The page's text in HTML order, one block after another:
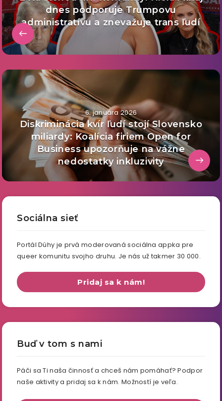
dnes podporuje Trumpovu
administratívu a znevažuje trans ľudí
6. januára 2026
Diskriminácia kvír ľudí stojí Slovensko
miliardy: Koalícia firiem Open for
Business upozorňuje na vážne
nedostatky inkluzivity
Sociálna sieť
Portál Dúhy je prvá moderovaná sociálna appka pre
queer komunitu svojho druhu. Je nás už takmer 30 000.
Pridaj sa k nám!
Buď v tom s nami
Páči sa Ti naša činnosť a chceš nám pomáhať? Podpor
naše aktivity a pridaj sa k nám. Možností je veľa.